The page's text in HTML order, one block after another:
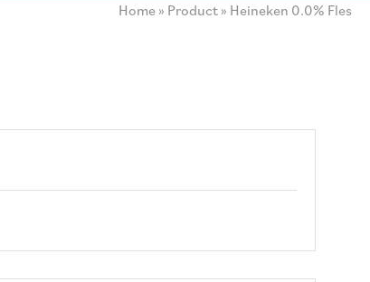
Home » Product » Heineken 0.0% Fles